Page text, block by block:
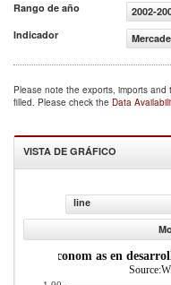
Rango de año
2002-
Indicador
Please note the exports, imports
filled. Please check the Data
VISTA DE GRÁFICO
line
desde econom as en